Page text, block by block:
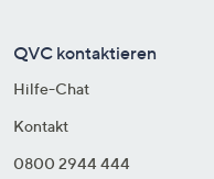
QVC kontaktieren
Hilfe-Chat
Kontakt
0800 2944 444